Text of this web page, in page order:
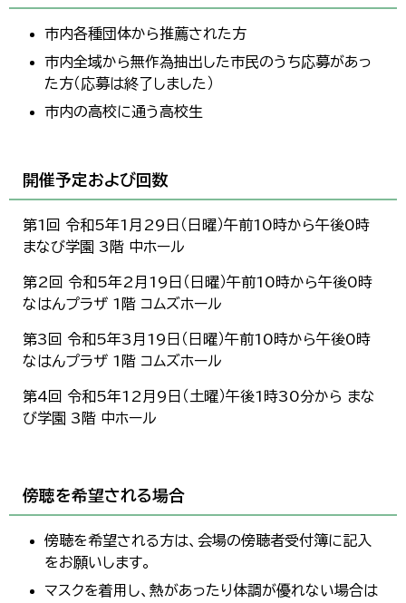
市内各種団体から推薦された方
市内全域から無作為抽出した市民のうち応募があっ
た方（応募は終了しました）
市内の高校に通う高校生
開催予定および回数
第1回 令和5年1月29日（日曜）午前10時から午後0時
まなび学園 3階 中ホール
第2回 令和5年2月19日（日曜）午前10時から午後0時
なはんプラザ 1階 コムズホール
第3回 令和5年3月19日（日曜）午前10時から午後0時
なはんプラザ 1階 コムズホール
第4回 令和5年12月9日（土曜）午後1時30分から まな
び学園 3階 中ホール
傍聴を希望される場合
傍聴を希望される方は、会場の傍聴者受付簿に記入
をお願いします。
マスクを着用し、熱があったり体調が優れない場合は